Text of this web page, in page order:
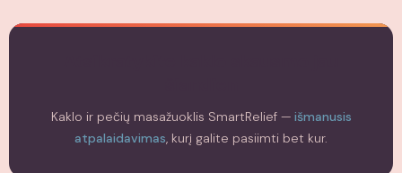
Kaklo ir pečių masažuoklis SmartRelief — išmanusis
atpalaidavimas , kurį galite pasiimti bet kur.